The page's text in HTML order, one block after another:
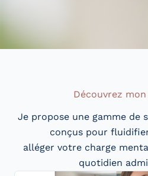
Découvrez
Je propose une gamme de
conçus pour
alléger votre charge
quotidien